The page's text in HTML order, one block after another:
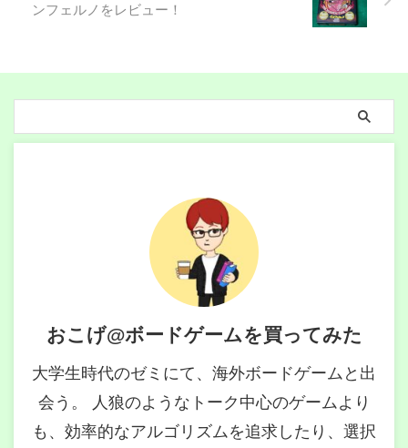
ンフェルノをレビュー！
おこげ@ボードゲームを買ってみた
大学生時代のゼミにて、海外ボードゲームと出
会う。 人狼のようなトーク中心のゲームより
も、効率的なアルゴリズムを追求したり、選択